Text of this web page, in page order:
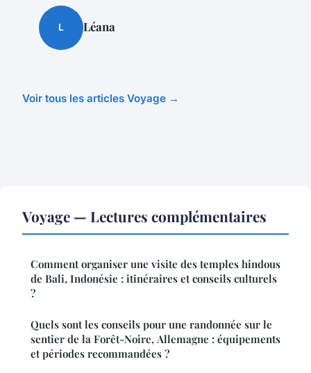
L Léana
Voir tous les articles Voyage →
Voyage — Lectures complémentaires
Comment organiser une visite des temples hindous
de Bali, Indonésie : itinéraires et conseils culturels
?
Quels sont les conseils pour une randonnée sur le
sentier de la Forêt-Noire, Allemagne : équipements
et périodes recommandées ?